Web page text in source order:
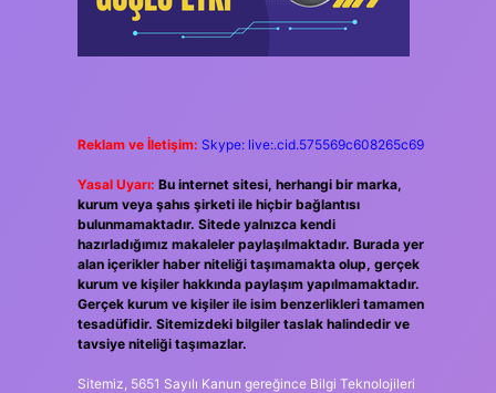
Reklam ve İletişim: Skype: live:.cid.575569c608265c69
Yasal Uyarı: Bu internet sitesi, herhangi bir marka,
kurum veya şahıs şirketi ile hiçbir bağlantısı
bulunmamaktadır. Sitede yalnızca kendi
hazırladığımız makaleler paylaşılmaktadır. Burada yer
alan içerikler haber niteliği taşımamakta olup, gerçek
kurum ve kişiler hakkında paylaşım yapılmamaktadır.
Gerçek kurum ve kişiler ile isim benzerlikleri tamamen
tesadüfidir. Sitemizdeki bilgiler taslak halindedir ve
tavsiye niteliği taşımazlar.
Sitemiz, 5651 Sayılı Kanun gereğince Bilgi Teknolojileri